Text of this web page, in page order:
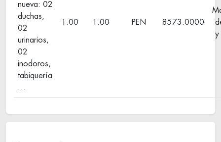
nueva: 02
duchas,
02
urinarios,
02
inodoros,
tabiquería
…
1.00 1.00 PEN 8573.0000
y